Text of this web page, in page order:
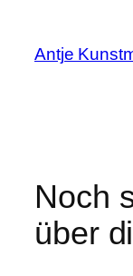
springen
Antje
Noch
über